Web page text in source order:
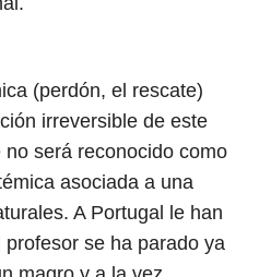
(perdón, el rescate)
irreversible de este
será reconocido como
asociada a una
A Portugal le han
se ha parado ya